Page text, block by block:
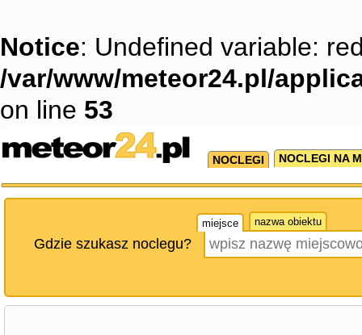
Notice: Undefined variable:
/var/www/meteor24.pl/
on line 53
NOCLEGI NOCLEGI NA
miejsce nazwa obiektu
Gdzie szukasz noclegu?